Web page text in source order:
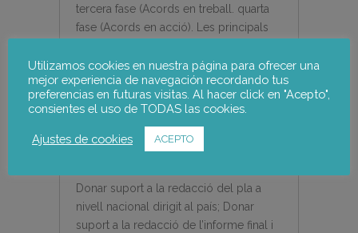
tercera fase (Acords en treball. quarta
fase (Acords en acció). Les principals
d’acords de transmissió d’informacions
a distància);
Donar suport a l’anàlisi d’acords per a
l’ús compartit d’informacions
transfrontereres identificat al país.
Donar suport a la redacció del pla a
nivell nacional dirigit al país; Donar
suport a la redacció de l’informe final i
Utilizamos cookies en nuestra página para ofrecer una
mejor experiencia de navegación recordando tus
preferencias en futuras visitas. Al hacer click en "Acepto",
consientes el uso de TODAS las cookies.
Ajustes de cookies ACEPTO